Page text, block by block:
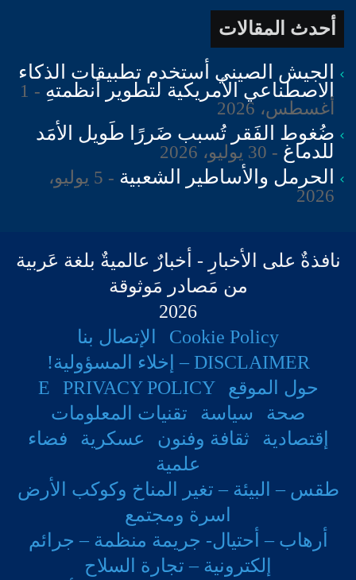
Five Thirty Eight
التوزيع الجديد للدوائر الإنتخابية
التوزيع القديم للدوائر الإنتخابية
١٩٣ مقعد يميلون بإتجاه الجمهوريين
أحدث المقالات
الجيش الصيني أستخدم تطبيقات الذكاء
الاصطناعي الأمريكية لتطوير أنظمتهِ
1
أغسطس، 2026
ضُغوط الفَقر تُسبب ضَررًا طَويل الأمَد
للدماغ
30 يوليو، 2026
الحرمل والأساطير الشعبية
5 يوليو،
2026
نافذةٌ على الأخبارِ - أخبارٌ عالميةٌ بلغة عَربية
من مَصادر مَوثوقة
2026
Cookie Policy
الإتصال بنا
DISCLAIMER – إخلاء المسؤولية!
حول الموقع
PRIVACY POLICY
E
صحة
سياسة
تقنيات المعلومات
إقتصادية
ثقافة وفنون عسكرية
فضاء
علمية
طقس – البيئة – تغير المناخ وكوكب الأرض
اسرة ومجتمع
أرهاب – أحتيال- جريمة منظمة – جرائم
إلكترونية – تجارة السلاح